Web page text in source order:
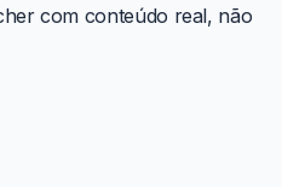
com conteúdo real, não